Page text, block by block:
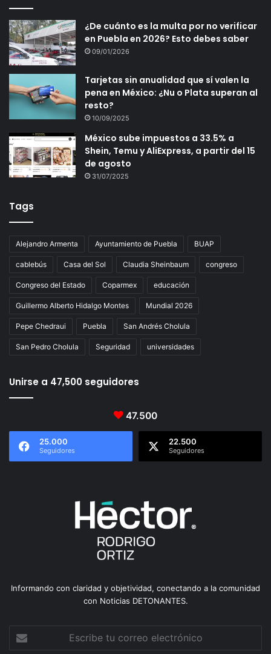
¿De cuánto es la multa por no verificar
en Puebla en 2026? Esto debes saber
09/01/2026
Tarjetas sin anualidad que sí valen la
pena en México: ¿Nu o Plata superan al
resto?
10/09/2025
México sube impuestos a 33.5% a
Shein, Temu y AliExpress, a partir del 15
de agosto
31/07/2025
Tags
Alejandro Armenta Ayuntamiento de Puebla BUAP
cablebús Casa del Sol Claudia Sheinbaum congreso
Congreso del Estado Coparmex educación
Guillermo Alberto Hidalgo Montes Mundial 2026
Pepe Chedraui Puebla San Andrés Cholula
San Pedro Cholula Seguridad universidades
Unirse a 47,500 seguidores
47.500
25.000
Seguidores
22.500
Seguidores
Informando con claridad y objetividad, conectando a la comunidad
con Noticias DETONANTES.
tu